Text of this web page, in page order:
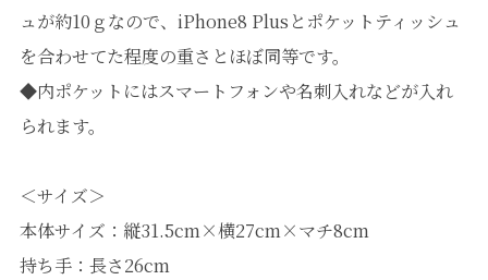
ュが約10ｇなので、iPhone8 Plusとポケットティッシュ
を合わせてた程度の重さとほぼ同等です。
◆内ポケットにはスマートフォンや名刺入れなどが入れ
られます。
＜サイズ＞
本体サイズ：縦31.5cm×横27cm×マチ8cm
持ち手：長さ26cm